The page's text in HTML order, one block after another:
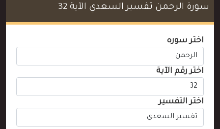
سورة الرحمن تفسير السعدي الآية 32
اختر سوره
اختر رقم الآية
اختر التفسير